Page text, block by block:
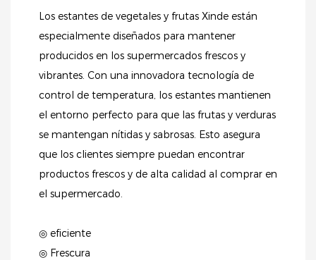
Los estantes de vegetales y frutas Xinde están
especialmente diseñados para mantener
producidos en los supermercados frescos y
vibrantes. Con una innovadora tecnología de
control de temperatura, los estantes mantienen
el entorno perfecto para que las frutas y verduras
se mantengan nítidas y sabrosas. Esto asegura
que los clientes siempre puedan encontrar
productos frescos y de alta calidad al comprar en
el supermercado.
◎ eficiente
◎ Frescura